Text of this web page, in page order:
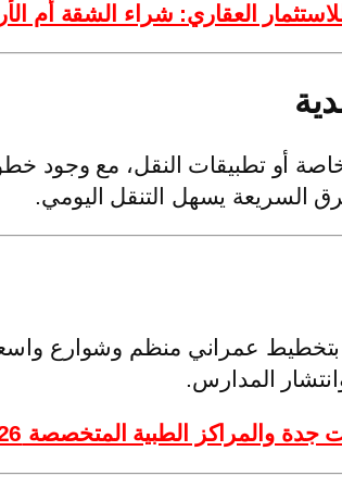
العقاري: شراء الشقة أم
أو تطبيقات النقل، مع وجود
السريعة يسهل التنقل اليومي.
عمراني منظم وشوارع
المدارس.
والمراكز الطبية المتخصصة 2026